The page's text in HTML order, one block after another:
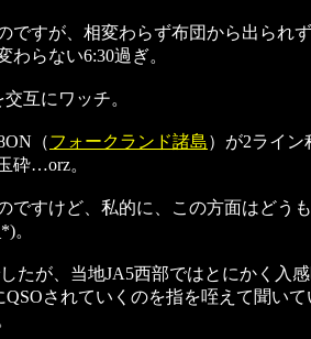
ですが、相変わらず布団から出られ
わらない6:30過ぎ。
互にワッチ。
（フォークランド諸島）が2ライ
砕…orz。
ですけど、私的に、この方面はどう
。
たが、当地JA5西部ではとにかく入
されていくのを指を咥えて聞い